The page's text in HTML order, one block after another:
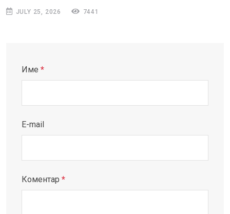
JULY 25, 2026 7441
Име *
E-mail
Коментар *